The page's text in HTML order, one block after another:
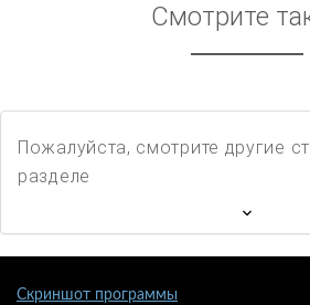
Смотрите
Пожалуйста, смотрите другие
разделе
Скриншот программы